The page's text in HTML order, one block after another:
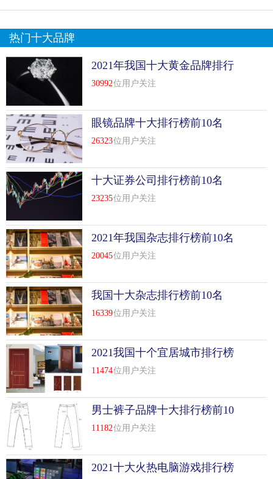
热门十大品牌
2021年我国十大黄金品牌排行
榜前十名
30992位用户关注
眼镜品牌十大排行榜前10名
26323位用户关注
十大证券公司排行榜前10名
23235位用户关注
2021年我国杂志排行榜前10名
20045位用户关注
我国十大杂志排行榜前10名
16339位用户关注
2021我国十个宜居城市排行榜
前10名
11474位用户关注
男士裤子品牌十大排行榜前10
名
11182位用户关注
2021十大火热电脑游戏排行榜